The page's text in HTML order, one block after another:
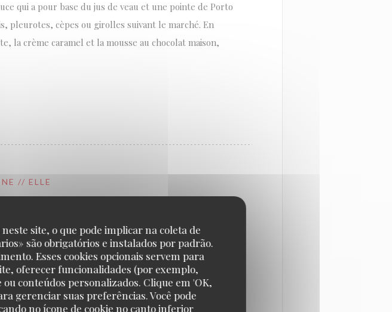
site, o que pode implicar na coleta de
são obrigatórios e instalados por padrão.
Esses cookies opcionais servem para
oferecer funcionalidades (por exemplo,
conteúdos personalizados. Clique em 'OK,
gerenciar suas preferências. Você pode
no ícone de cookie no canto inferior
qui a pour base du jus de veau et une pointe de Porto
pleurotes, cèpes ou girolles suivant le marché. En
la crème caramel et la mousse au chocolat maison,
// ELLE
Bon Marché. Le grand magasin historique accueille en
de l'esprit bistrot : nappe à carreaux rouge et blanc,
et île flottante, tout y est. Du 7 au 31 janvier un menu